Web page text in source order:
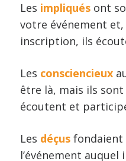
Les impliqués ont
votre événement et,
inscription, ils
Les consciencieux
être là, mais ils
écoutent et
Les déçus fondaient
l’événement auquel